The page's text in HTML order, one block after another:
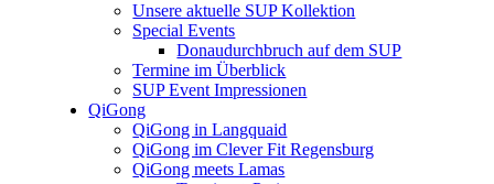
Unsere aktuelle SUP Kollektion
Special Events
Donaudurchbruch auf dem SUP
Termine im Überblick
SUP Event Impressionen
QiGong
QiGong in Langquaid
QiGong im Clever Fit Regensburg
QiGong meets Lamas